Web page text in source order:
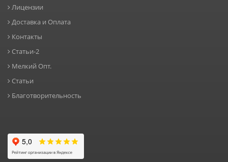
Лицензии
Доставка и Оплата
Контакты
Статьи-2
Мелкий Опт.
Статьи
Благотворительность